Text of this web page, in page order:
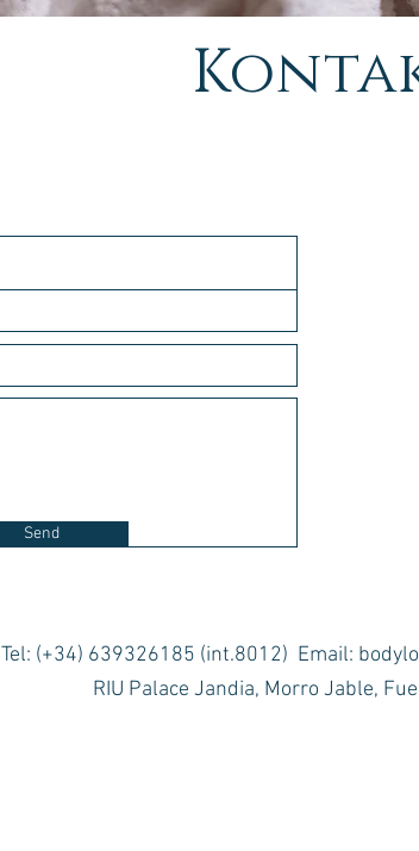
Send
Tel: (+34) 639326185 (int.8012) Email:
RIU Palace Jandia, Morro Jable,